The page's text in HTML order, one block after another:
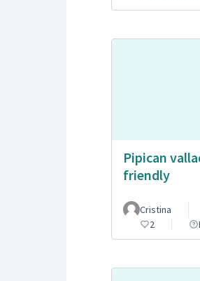
Pipican
friendly
Cristina
2